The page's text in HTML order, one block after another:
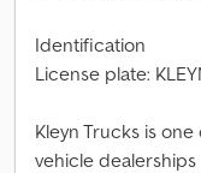
Identification
License plate:
Kleyn Trucks is
vehicle